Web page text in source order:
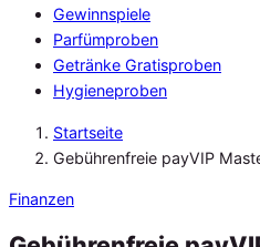
Gewinnspiele
Parfümproben
Getränke Gratisproben
Hygieneproben
Startseite
Gebührenfreie payVIP
Finanzen